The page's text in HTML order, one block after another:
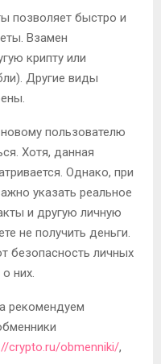
позволяет быстро и
Взамен
крипту или
Другие виды
пользователю
Хотя, данная
Однако, при
указать реальное
и другую личную
не получить деньги.
безопасность личных
них.
рекомендуем
crypto.ru/obmenniki/,